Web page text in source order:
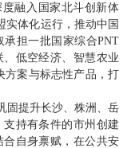
度融入国家北斗创新体
实体化运行，推动中国
承担一批国家综合PNT
低空经济、智慧农业
方案与标志性产品，打
固提升长沙、株洲、岳
持有条件的市州创建
自身禀赋，在公共安